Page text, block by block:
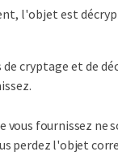
l'objet est
cryptage et de
vous fournissez ne
perdez l'objet